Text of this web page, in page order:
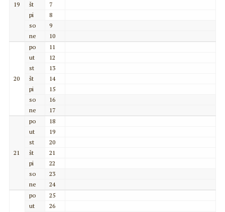
19
št
7
pi
8
so
9
ne
10
20
po
11
ut
12
st
13
št
14
pi
15
so
16
ne
17
21
po
18
ut
19
st
20
št
21
pi
22
so
23
ne
24
po
25
ut
26